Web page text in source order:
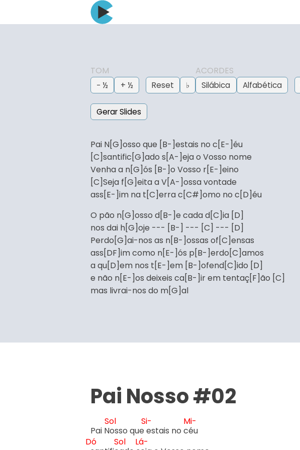
TOM
− ½ + ½ Reset ♭
ACORDES
Silábica Alfabética
Gerar Slides
Pai N[G]osso que [B-]estais no c[E-]éu
[C]santific[G]ado s[A-]eja o Vosso nome
Venha a n[G]ós [B-]o Vosso r[E-]eino
[C]Seja f[G]eita a V[A-]ossa vontade
ass[E-]im na t[C]erra c[C#]omo no c[D]éu
O pão n[G]osso d[B-]e cada d[C]ia [D]
nos dai h[G]oje --- [B-] --- [C] --- [D]
Perdo[G]ai-nos as n[B-]ossas of[C]ensas
ass[DF]im como n[E-]ós p[B-]erdo[C]amos
a qu[D]em nos t[E-]em [B-]ofend[C]ido [D]
e não n[E-]os deixeis ca[B-]ir em tentaç[F]ão [C]
mas livrai-nos do m[G]al
Pai Nosso #02
Pai N
Sol
osso que
Si-
estais no c
Mi-
Dó
Sol
Lá-